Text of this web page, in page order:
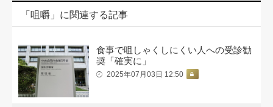
「咀嚼」に関連する記事
食事で咀しゃくしにくい人への受診勧
奨「確実に」
2025年07月03日 12:50